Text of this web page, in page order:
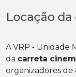
Locação da
A VRP - Unidade
da carreta
organizadores